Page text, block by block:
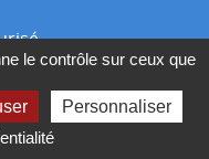
le contrôle sur ceux que
Personnaliser